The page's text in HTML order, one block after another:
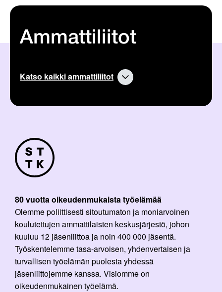
Ammattiliitot
Katso kaikki ammattiliitot
80 vuotta oikeudenmukaista työelämää
Olemme poliittisesti sitoutumaton ja moniarvoinen
koulutettujen ammattilaisten keskusjärjestö, johon
kuuluu 12 jäsenliittoa ja noin 400 000 jäsentä.
Työskentelemme tasa-arvoisen, yhdenvertaisen ja
turvallisen työelämän puolesta yhdessä
jäsenliittojemme kanssa. Visiomme on
oikeudenmukainen työelämä.